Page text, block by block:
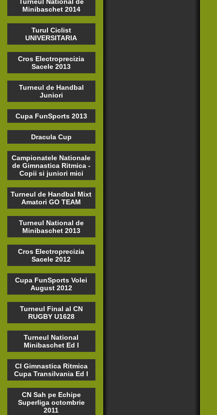
Minibaschet 2014
Turul Ciclist
UNIVERSITARIA
Cros Electroprecizia
Sacele 2013
Turneul de Handbal
Juniori
Cupa FunSports 2013
Dracula Cup
Campionatele Nationale
de Gimnastica Ritmica -
Copii si juniori mici
Turneul de Handbal Mixt
Amatori GO TEAM
Turneul National de
Minibaschet 2013
Cros Electroprecizia
Sacele 2012
Cupa FunSports Volei
August 2012
Turneul Final al CN
RUGBY U1628
Turneul National
Minibaschet Ed I
CI Gimnastica Ritmica
Cupa Transilvania Ed I
CN Sah pe Echipe
Superliga octombrie
2011